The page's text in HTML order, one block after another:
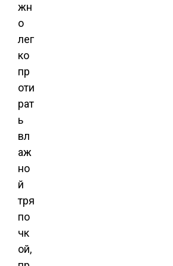
жн
о
лег
ко
пр
оти
рат
ь
вл
аж
но
й
тря
по
чк
ой,